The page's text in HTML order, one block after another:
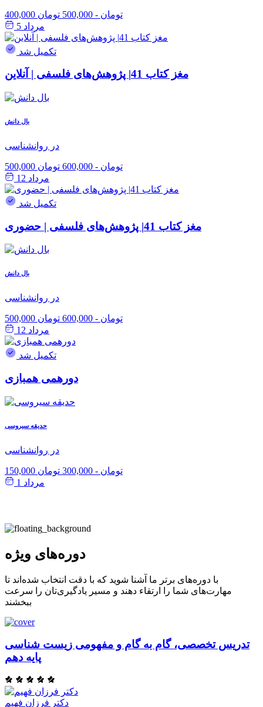
400,000 تومان - 500,000 تومان
مرداد 5
تکمیل شد
مغز کتاب 41| پژوهش‌های فلسفی | آنلاین
بال دانش
در روانشناسی
500,000 تومان - 600,000 تومان
مرداد 12
تکمیل شد
مغز کتاب 41| پژوهش‌های فلسفی | حضوری
بال دانش
در روانشناسی
500,000 تومان - 600,000 تومان
مرداد 12
تکمیل شد
دورهمی همبازی
حدیقه سیروسی
در روانشناسی
150,000 تومان - 300,000 تومان
مرداد 1
دوره‌های ویژه
با دوره‌های برتر ما آشنا شوید که با دقت انتخاب شده‌اند تا
مهارت‌های شما را ارتقاء دهند و مسیر یادگیری‌تان را سرعت
ببخشند
تدریس تخصصی، گام به گام و مفهومی زیست شناسی
پایه دهم
دکتر فرزان فهیم